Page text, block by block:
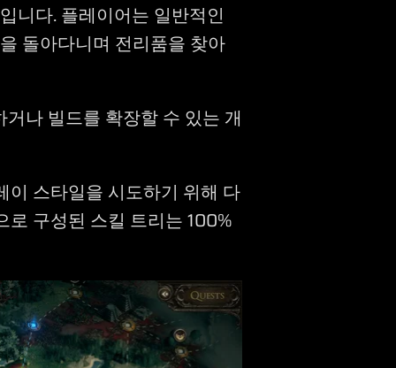
니다. 플레이어는 일반적인
돌아다니며 전리품을 찾아
나 빌드를 확장할 수 있는 개
이 스타일을 시도하기 위해 다
구성된 스킬 트리는 100%